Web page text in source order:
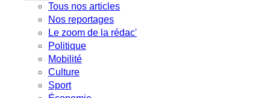
Tous nos articles
Nos reportages
Le zoom de la rédac'
Politique
Mobilité
Culture
Sport